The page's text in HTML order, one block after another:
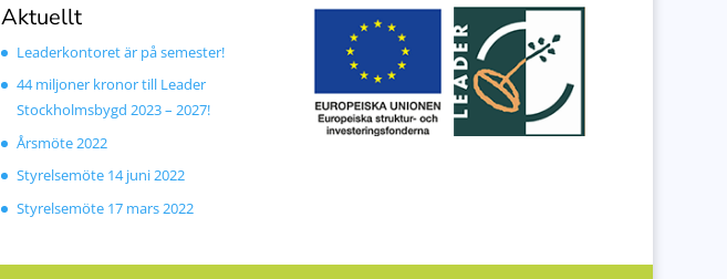
Aktuellt
Leaderkontoret är på semester!
44 miljoner kronor till Leader
Stockholmsbygd 2023 – 2027!
Årsmöte 2022
Styrelsemöte 14 juni 2022
Styrelsemöte 17 mars 2022